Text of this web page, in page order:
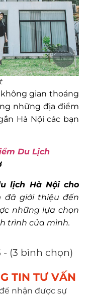
gian thoáng
những địa điểm
Hà Nội các bạn
Du Lịch
lịch Hà Nội cho
đã giới thiệu đến
những lựa chọn
trình của mình.
- (3 bình chọn)
TIN TƯ VẤN​
nhận được sự